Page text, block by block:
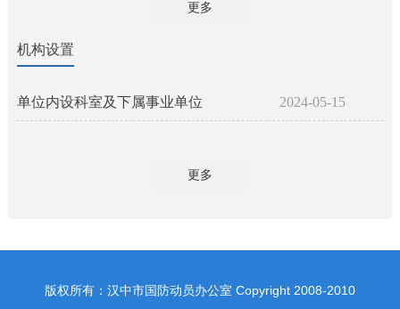
更多
机构设置
单位内设科室及下属事业单位 2024-05-15
更多
版权所有：汉中市国防动员办公室 Copyright 2008-2010